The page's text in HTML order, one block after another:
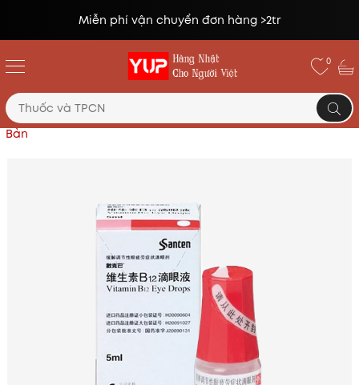
Đổi trả miễn phí lên tới 14 ngày*
0
Trang chủ
Thuốc nhỏ mắt chống cận thị Sancoba Nhật
Bản